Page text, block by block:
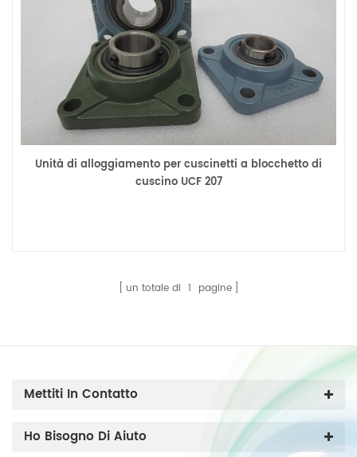
Unità di alloggiamento per cuscinetti a blocchetto di
cuscino UCF 207
un totale di 1 pagine
Mettiti In Contatto
Ho Bisogno Di Aiuto